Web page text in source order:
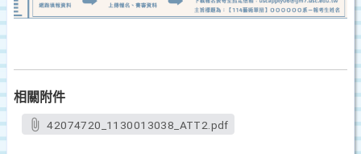
相關附件
42074720_1130013038_ATT2.pdf